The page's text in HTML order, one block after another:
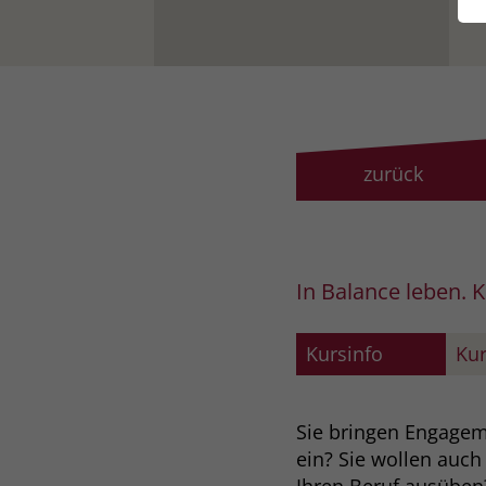
zurück
In Balance leben.
Kursinfo
Sie bringen
ein? Sie wollen